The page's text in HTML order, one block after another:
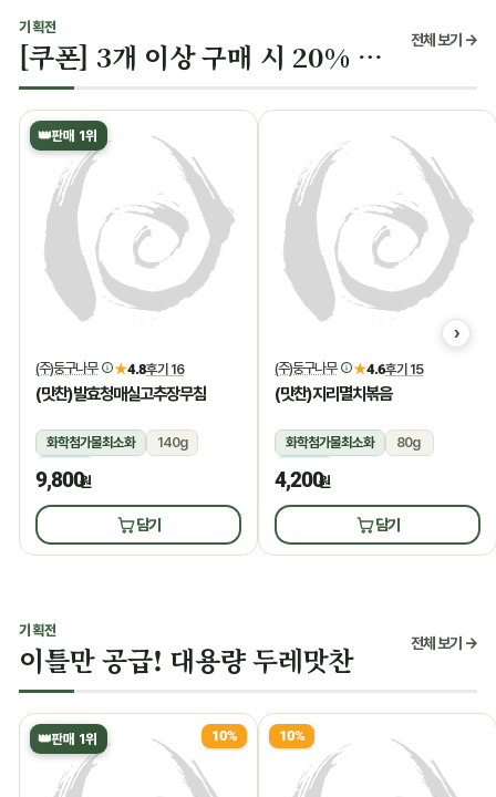
기획전
[쿠폰] 3개 이상 구매 시 20% 할인 전체 보기 →
👑판매 1위
(주)둥구나무 ★4.8후기 16
(맛찬)발효청매실고추장무침
화학첨가물최소화
140g
냉장
9,800원
담기
(주)둥구나무 ★4.6후기 15
(맛찬)지리멸치볶음
화학첨가물최소화
80g
냉장
4,200원
담기
기획전
이틀만 공급! 대용량 두레맛찬 전체 보기 →
👑판매 1위 10% 10%